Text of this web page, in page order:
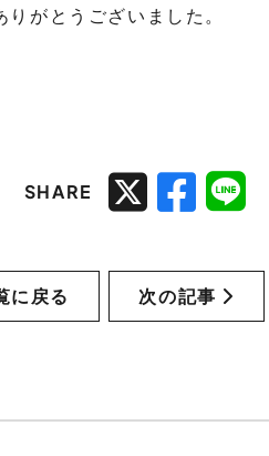
がとうございました。
SHARE
に戻る 次の記事